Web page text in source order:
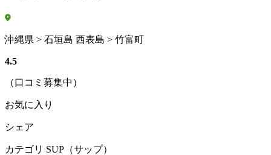
沖縄県 > 石垣島 西表島 > 竹富町
4.5
（口コミ募集中）
お気に入り
シェア
カテゴリ SUP（サップ）